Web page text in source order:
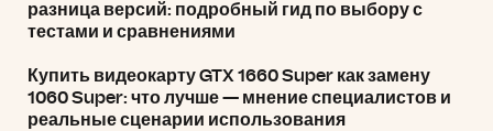
разница версий: подробный гид по выбору с
тестами и сравнениями
Купить видеокарту GTX 1660 Super как замену
1060 Super: что лучше — мнение специалистов и
реальные сценарии использования